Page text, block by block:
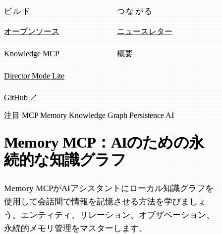
ビルド
オープンソース
Knowledge MCP
Director Mode Lite
GitHub ↗
つながる
ニュースレター
概要
注目 MCPMemory Knowledge Graph Persistence AI
Memory MCP：AIのための永
続的な知識グラフ
Memory MCPがAIアシスタントにローカル知識グラフを
使用して会話間で情報を記憶させる方法を学びましょ
う。エンティティ、リレーション、オブザベーション、
永続的メモリ管理をマスターします。